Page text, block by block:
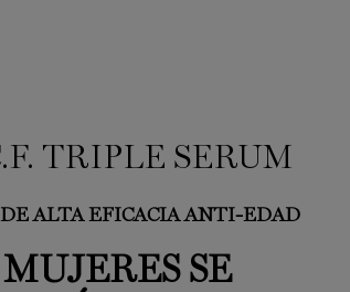
TRIPLE SERUM
ALTA EFICACIA ANTI-EDAD
SE